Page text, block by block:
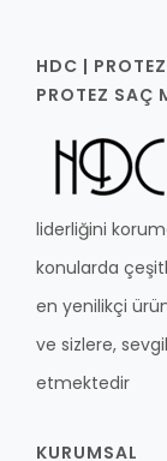
HDC |
PROTEZ SAÇ
liderliğini
konularda
en yenilikçi
ve sizlere,
etmektedir
KURUMSAL